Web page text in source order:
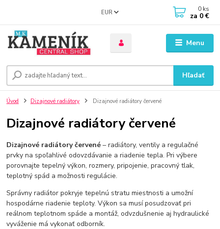
Menu
EUR
Hľadať
0 ks
za 0 €
Úvod Dizajnové radiátory Dizajnové radiátory červené
Dizajnové radiátory červené
Dizajnové radiátory červené – radiátory, ventily a regulačné
prvky na spoľahlivé odovzdávanie a riadenie tepla. Pri výbere
porovnajte tepelný výkon, rozmery, pripojenie, pracovný tlak,
teplotný spád a možnosti regulácie.
Správny radiátor pokryje tepelnú stratu miestnosti a umožní
hospodárne riadenie teploty. Výkon sa musí posudzovať pri
reálnom teplotnom spáde a montáž, odvzdušnenie aj hydraulické
vyváženie má vykonať odborník.